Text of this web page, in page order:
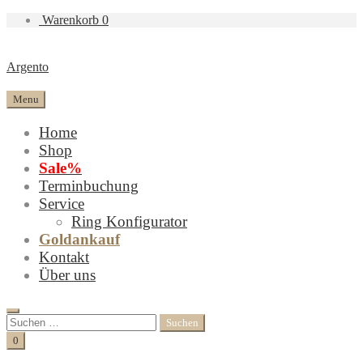
Warenkorb 0
Argento
Menu
Home
Shop
Sale%
Terminbuchung
Service
Ring Konfigurator
Goldankauf
Kontakt
Über uns
Search
Suchen
nach:
Cart
0